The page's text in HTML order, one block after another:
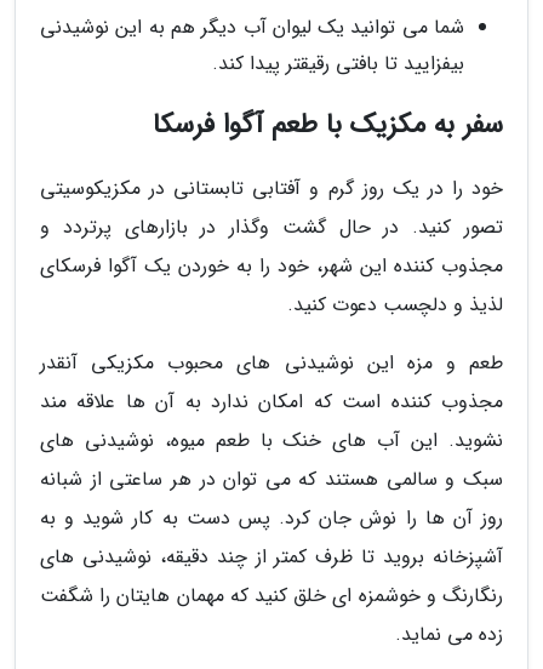
شما می توانید یک لیوان آب دیگر هم به این نوشیدنی
بیفزایید تا بافتی رقیقتر پیدا کند.
سفر به مکزیک با طعم آگوا فرسکا
خود را در یک روز گرم و آفتابی تابستانی در مکزیکوسیتی
تصور کنید. در حال گشت وگذار در بازارهای پرتردد و
مجذوب کننده این شهر، خود را به خوردن یک آگوا فرسکای
لذیذ و دلچسب دعوت کنید.
طعم و مزه این نوشیدنی های محبوب مکزیکی آنقدر
مجذوب کننده است که امکان ندارد به آن ها علاقه مند
نشوید. این آب های خنک با طعم میوه، نوشیدنی های
سبک و سالمی هستند که می توان در هر ساعتی از شبانه
روز آن ها را نوش جان کرد. پس دست به کار شوید و به
آشپزخانه بروید تا ظرف کمتر از چند دقیقه، نوشیدنی های
رنگارنگ و خوشمزه ای خلق کنید که مهمان هایتان را شگفت
زده می نماید.